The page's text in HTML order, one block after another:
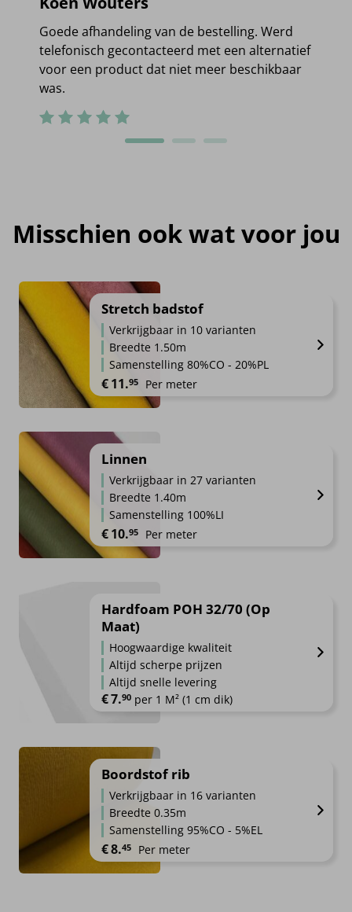
Goede afhandeling van de bestelling. Werd
telefonisch gecontacteerd met een alternatief
voor een product dat niet meer beschikbaar
was.
Misschien ook wat voor jou
Stretch badstof
Verkrijgbaar in 10 varianten
Breedte 1.50m
Samenstelling 80%CO - 20%PL
€11.95 Per meter
Linnen
Verkrijgbaar in 27 varianten
Breedte 1.40m
Samenstelling 100%LI
€10.95 Per meter
Hardfoam POH 32/70 (Op
Maat)
Hoogwaardige kwaliteit
Altijd scherpe prijzen
Altijd snelle levering
€7.90 per 1 M² (1 cm dik)
Boordstof rib
Verkrijgbaar in 16 varianten
Breedte 0.35m
Samenstelling 95%CO - 5%EL
€8.45 Per meter